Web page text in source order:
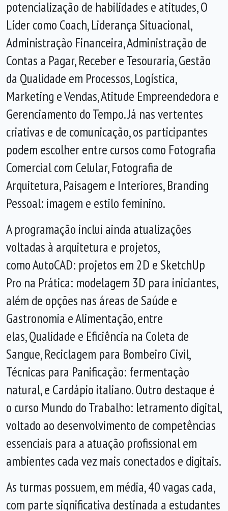
potencialização de habilidades e atitudes, O
Líder como Coach, Liderança Situacional,
Administração Financeira, Administração de
Contas a Pagar, Receber e Tesouraria, Gestão
da Qualidade em Processos, Logística,
Marketing e Vendas, Atitude Empreendedora e
Gerenciamento do Tempo. Já nas vertentes
criativas e de comunicação, os participantes
podem escolher entre cursos como Fotografia
Comercial com Celular, Fotografia de
Arquitetura, Paisagem e Interiores, Branding
Pessoal: imagem e estilo feminino.
A programação inclui ainda atualizações
voltadas à arquitetura e projetos,
como AutoCAD: projetos em 2D e SketchUp
Pro na Prática: modelagem 3D para iniciantes,
além de opções nas áreas de Saúde e
Gastronomia e Alimentação, entre
elas, Qualidade e Eficiência na Coleta de
Sangue, Reciclagem para Bombeiro Civil,
Técnicas para Panificação: fermentação
natural, e Cardápio italiano. Outro destaque é
o curso Mundo do Trabalho: letramento digital,
voltado ao desenvolvimento de competências
essenciais para a atuação profissional em
ambientes cada vez mais conectados e digitais.
As turmas possuem, em média, 40 vagas cada,
com parte significativa destinada a estudantes